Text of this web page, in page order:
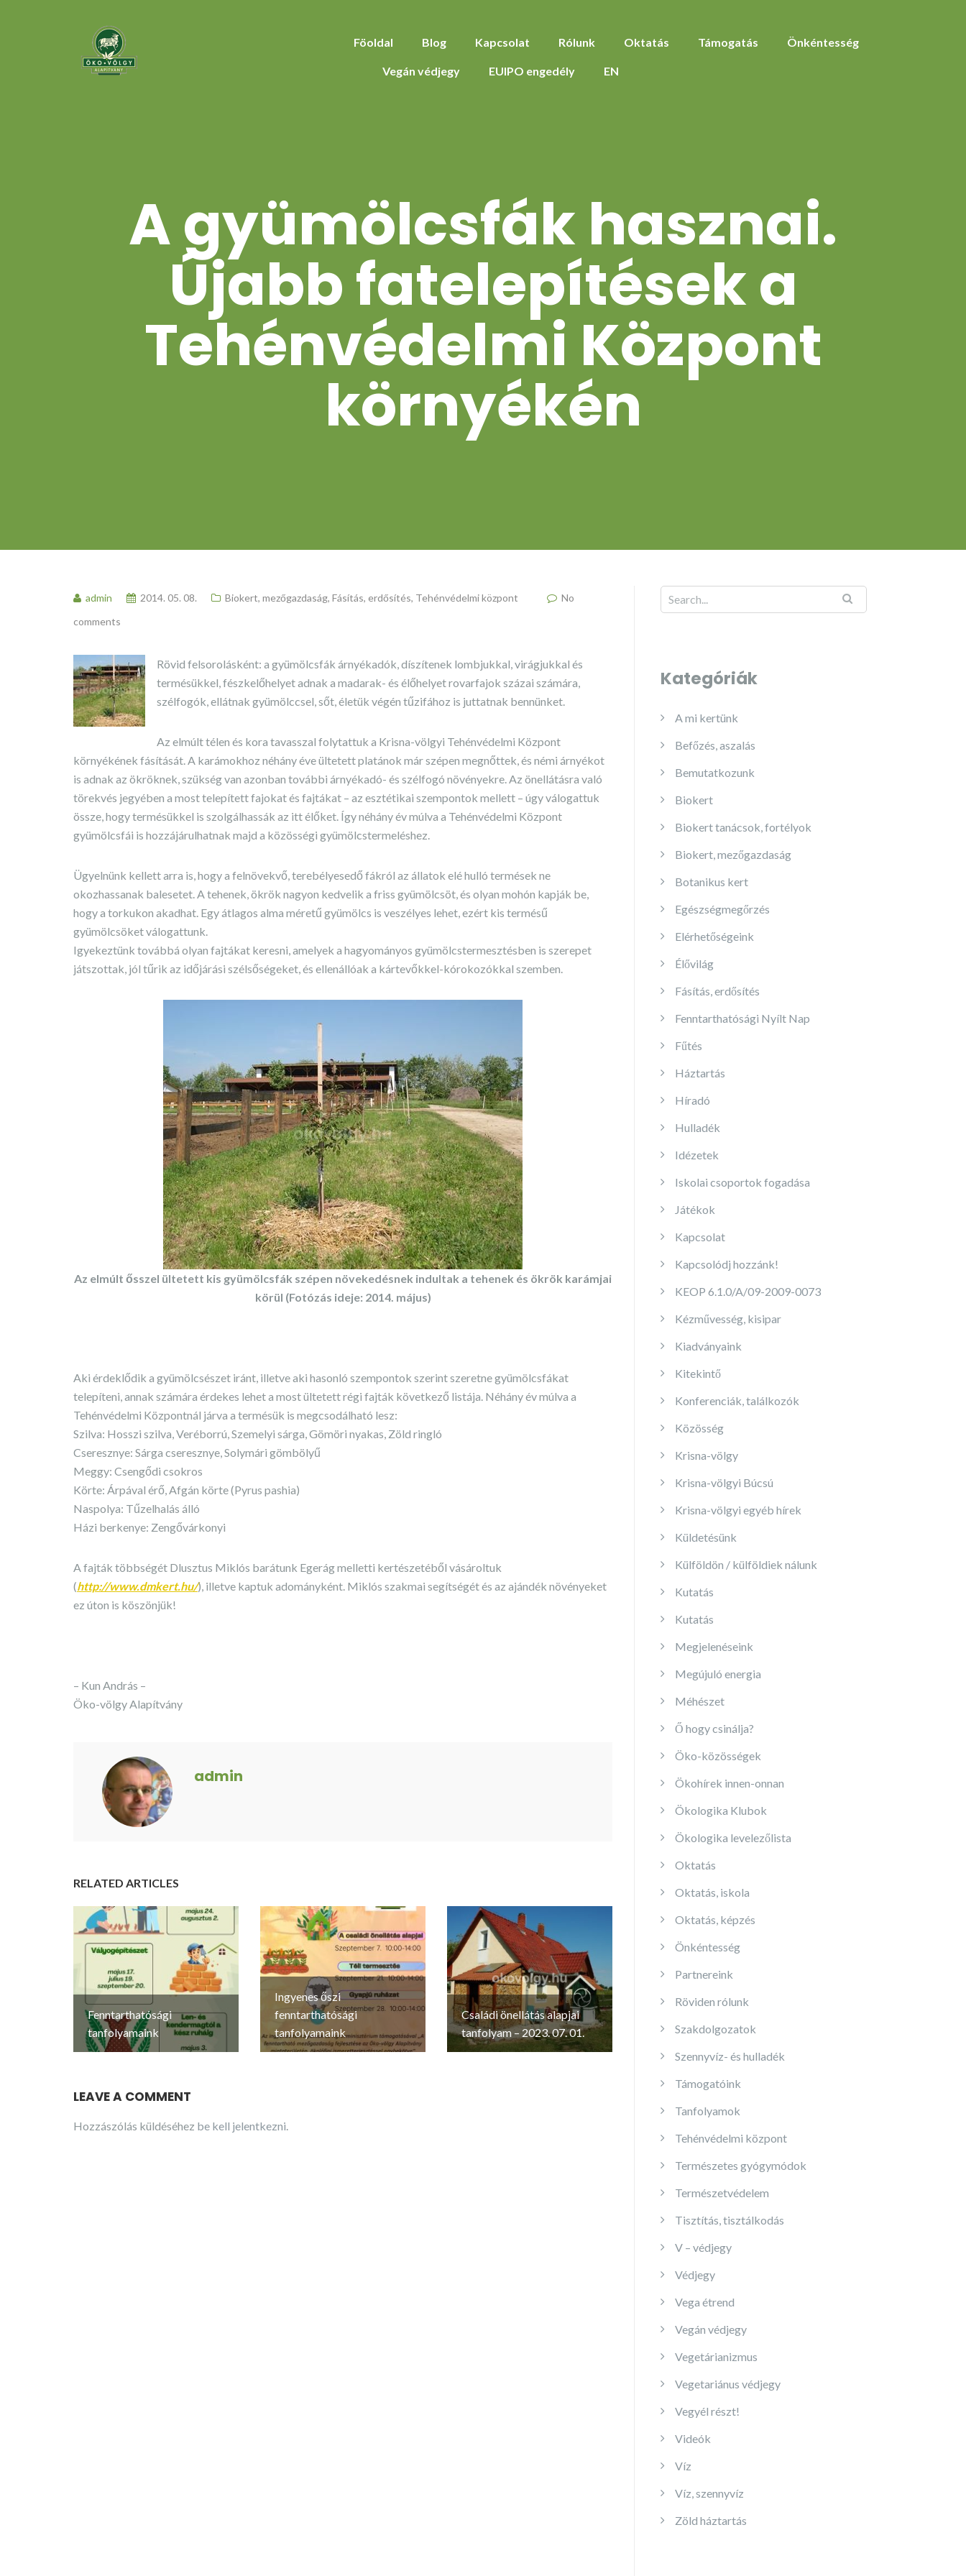
Föoldal Blog Kapcsolat Rólunk Oktatás Támogatás Önkéntesség
Vegán védjegy EUIPO engedély EN
A gyümölcsfák hasznai.
Újabb fatelepítések a
Tehénvédelmi Központ
környékén
admin 2014. 05. 08. Biokert, mezőgazdaság, Fásítás, erdősítés, Tehénvédelmi központ
No
comments
Rövid felsorolásként: a gyümölcsfák árnyékadók, díszítenek lombjukkal, virágjukkal és
termésükkel, fészkelőhelyet adnak a madarak- és élőhelyet rovarfajok százai számára,
szélfogók, ellátnak gyümölccsel, sőt, életük végén tűzifához is juttatnak bennünket.
Az elmúlt télen és kora tavasszal folytattuk a Krisna-völgyi Tehénvédelmi Központ
környékének fásítását. A karámokhoz néhány éve ültetett platánok már szépen megnőttek, és némi árnyékot
is adnak az ökröknek, szükség van azonban további árnyékadó- és szélfogó növényekre. Az önellátásra való
törekvés jegyében a most telepített fajokat és fajtákat – az esztétikai szempontok mellett – úgy válogattuk
össze, hogy termésükkel is szolgálhassák az itt élőket. Így néhány év múlva a Tehénvédelmi Központ
gyümölcsfái is hozzájárulhatnak majd a közösségi gyümölcstermeléshez.
Ügyelnünk kellett arra is, hogy a felnövekvő, terebélyesedő fákról az állatok elé hulló termések ne
okozhassanak balesetet. A tehenek, ökrök nagyon kedvelik a friss gyümölcsöt, és olyan mohón kapják be,
hogy a torkukon akadhat. Egy átlagos alma méretű gyümölcs is veszélyes lehet, ezért kis termésű
gyümölcsöket válogattunk.
Igyekeztünk továbbá olyan fajtákat keresni, amelyek a hagyományos gyümölcstermesztésben is szerepet
játszottak, jól tűrik az időjárási szélsőségeket, és ellenállóak a kártevőkkel-kórokozókkal szemben.
Az elmúlt ősszel ültetett kis gyümölcsfák szépen növekedésnek indultak a tehenek és ökrök karámjai
körül (Fotózás ideje: 2014. május)
Aki érdeklődik a gyümölcsészet iránt, illetve aki hasonló szempontok szerint szeretne gyümölcsfákat
telepíteni, annak számára érdekes lehet a most ültetett régi fajták következő listája. Néhány év múlva a
Tehénvédelmi Központnál járva a termésük is megcsodálható lesz:
Szilva: Hosszi szilva, Veréborrú, Szemelyi sárga, Gömöri nyakas, Zöld ringló
Cseresznye: Sárga cseresznye, Solymári gömbölyű
Meggy: Csengődi csokros
Körte: Árpával érő, Afgán körte (Pyrus pashia)
Naspolya: Tűzelhalás álló
Házi berkenye: Zengővárkonyi
A fajták többségét Dlusztus Miklós barátunk Egerág melletti kertészetéből vásároltuk
(http://www.dmkert.hu/), illetve kaptuk adományként. Miklós szakmai segítségét és az ajándék növényeket
ez úton is köszönjük!
– Kun András –
Öko-völgy Alapítvány
admin
RELATED ARTICLES
Fenntarthatósági
tanfolyamaink
Ingyenes őszi
fenntarthatósági
tanfolyamaink
Családi önellátás alapjai
tanfolyam – 2023. 07. 01.
LEAVE A COMMENT
Hozzászólás küldéséhez be kell jelentkezni.
Kategóriák
A mi kertünk
Befőzés, aszalás
Bemutatkozunk
Biokert
Biokert tanácsok, fortélyok
Biokert, mezőgazdaság
Botanikus kert
Egészségmegőrzés
Elérhetőségeink
Élővilág
Fásítás, erdősítés
Fenntarthatósági Nyílt Nap
Fűtés
Háztartás
Híradó
Hulladék
Idézetek
Iskolai csoportok fogadása
Játékok
Kapcsolat
Kapcsolódj hozzánk!
KEOP 6.1.0/A/09-2009-0073
Kézművesség, kisipar
Kiadványaink
Kitekintő
Konferenciák, találkozók
Közösség
Krisna-völgy
Krisna-völgyi Búcsú
Krisna-völgyi egyéb hírek
Küldetésünk
Külföldön / külföldiek nálunk
Kutatás
Kutatás
Megjelenéseink
Megújuló energia
Méhészet
Ő hogy csinálja?
Öko-közösségek
Ökohírek innen-onnan
Ökologika Klubok
Ökologika levelezőlista
Oktatás
Oktatás, iskola
Oktatás, képzés
Önkéntesség
Partnereink
Röviden rólunk
Szakdolgozatok
Szennyvíz- és hulladék
Támogatóink
Tanfolyamok
Tehénvédelmi központ
Természetes gyógymódok
Természetvédelem
Tisztítás, tisztálkodás
V – védjegy
Védjegy
Vega étrend
Vegán védjegy
Vegetárianizmus
Vegetariánus védjegy
Vegyél részt!
Videók
Víz
Víz, szennyvíz
Zöld háztartás